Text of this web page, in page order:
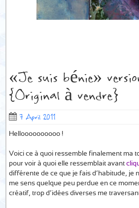
«Je suis bénie»
{Original à vendre}
7 April 2011
Helloooooooooo !
Voici ce à quoi ressemble finalement ma
pour voir à quoi elle ressemblait avant
différente de ce que je fais d’habitude, je
me sens quelque peu perdue en ce
créatif, trop d’idées diverses me